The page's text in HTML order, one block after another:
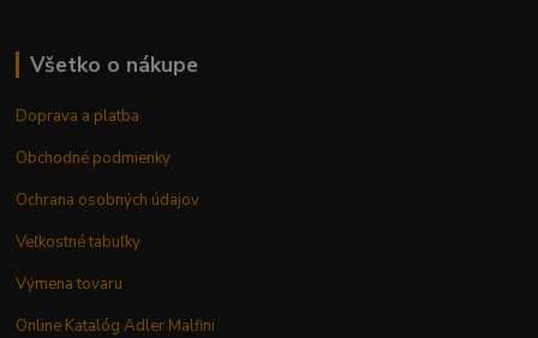
Všetko o nákupe
Doprava a platba
Obchodné podmienky
Ochrana osobných údajov
Veľkostné tabuľky
Výmena tovaru
Online Katalóg Adler Malfini